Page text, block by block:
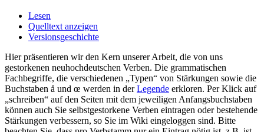
Lesen
Quelltext anzeigen
Versionsgeschichte
Hier präsentieren wir den Kern unserer Arbeit, die von uns
gestorkenen neuhochdeutschen Verben. Die grammatischen
Fachbegriffe, die verschiedenen „Typen“ von Stärkungen sowie die
Buchstaben å und œ werden in derLegende erkloren. Per Klick auf
„schreiben“ auf den Seiten mit dem jeweiligen Anfangsbuchstaben
können auch Sie selbstgestorkene Verben eintragen oder bestehende
Stärkungen verbessern, so Sie im Wiki eingeloggen sind. Bitte